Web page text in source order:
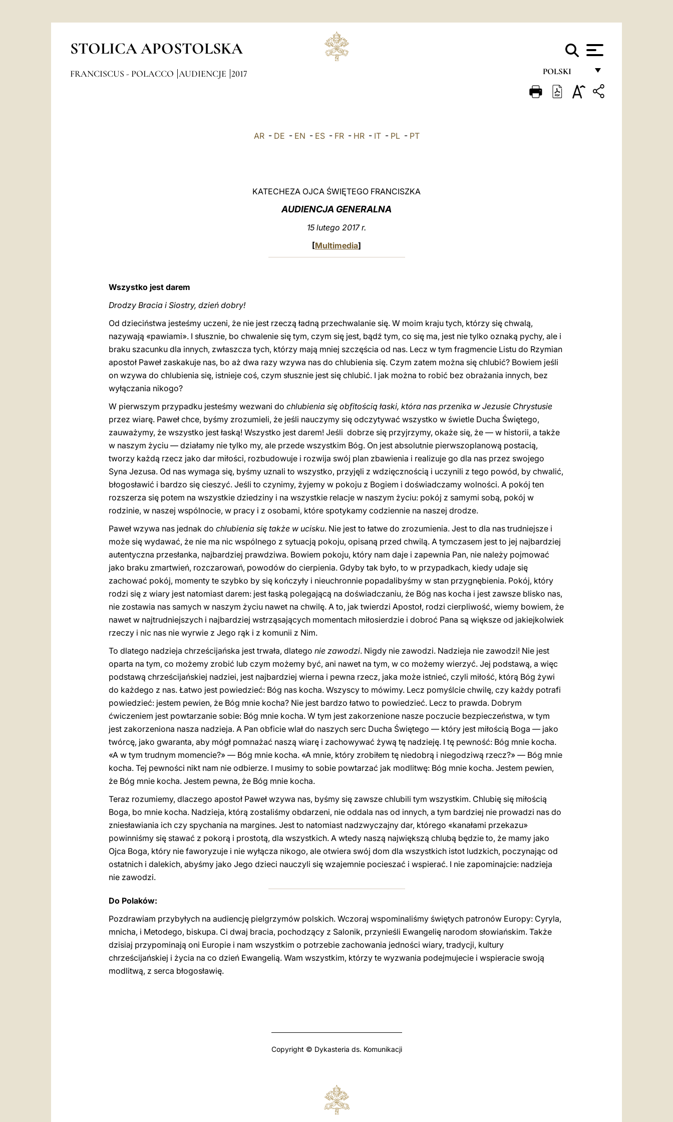
STOLICA APOSTOLSKA
POLSKI
FRANÇAIS
FRANCISCUS - POLACCO AUDIENCJE 2017
AR- DE - EN - ES- FR- HR- IT- PL- PT
KATECHEZA OJCA ŚWIĘTEGO FRANCISZKA
AUDIENCJA GENERALNA
15 lutego 2017 r.
[Multimedia]
Wszystko jest darem
Drodzy Bracia i Siostry, dzień dobry!
Od dzieciństwa jesteśmy uczeni, że nie jest rzeczą ładną przechwalanie się. W moim kraju tych, którzy się chwalą,
nazywają «pawiami». I słusznie, bo chwalenie się tym, czym się jest, bądź tym, co się ma, jest nie tylko oznaką pychy, ale i
braku szacunku dla innych, zwłaszcza tych, którzy mają mniej szczęścia od nas. Lecz w tym fragmencie Listu do Rzymian
apostoł Paweł zaskakuje nas, bo aż dwa razy wzywa nas do chlubienia się. Czym zatem można się chlubić? Bowiem jeśli
on wzywa do chlubienia się, istnieje coś, czym słusznie jest się chlubić. I jak można to robić bez obrażania innych, bez
wyłączania nikogo?
W pierwszym przypadku jesteśmy wezwani do chlubienia się obfitością łaski, która nas przenika w Jezusie Chrystusie
przez wiarę. Paweł chce, byśmy zrozumieli, że jeśli nauczymy się odczytywać wszystko w świetle Ducha Świętego,
zauważymy, że wszystko jest łaską! Wszystko jest darem! Jeśli dobrze się przyjrzymy, okaże się, że — w historii, a także
w naszym życiu — działamy nie tylko my, ale przede wszystkim Bóg. On jest absolutnie pierwszoplanową postacią,
tworzy każdą rzecz jako dar miłości, rozbudowuje i rozwija swój plan zbawienia i realizuje go dla nas przez swojego
Syna Jezusa. Od nas wymaga się, byśmy uznali to wszystko, przyjęli z wdzięcznością i uczynili z tego powód, by chwalić,
błogosławić i bardzo się cieszyć. Jeśli to czynimy, żyjemy w pokoju z Bogiem i doświadczamy wolności. A pokój ten
rozszerza się potem na wszystkie dziedziny i na wszystkie relacje w naszym życiu: pokój z samymi sobą, pokój w
rodzinie, w naszej wspólnocie, w pracy i z osobami, które spotykamy codziennie na naszej drodze.
Paweł wzywa nas jednak do chlubienia się także w ucisku. Nie jest to łatwe do zrozumienia. Jest to dla nas trudniejsze i
może się wydawać, że nie ma nic wspólnego z sytuacją pokoju, opisaną przed chwilą. A tymczasem jest to jej najbardziej
autentyczna przesłanka, najbardziej prawdziwa. Bowiem pokoju, który nam daje i zapewnia Pan, nie należy pojmować
jako braku zmartwień, rozczarowań, powodów do cierpienia. Gdyby tak było, to w przypadkach, kiedy udaje się
zachować pokój, momenty te szybko by się kończyły i nieuchronnie popadalibyśmy w stan przygnębienia. Pokój, który
rodzi się z wiary jest natomiast darem: jest łaską polegającą na doświadczaniu, że Bóg nas kocha i jest zawsze blisko nas,
nie zostawia nas samych w naszym życiu nawet na chwilę. A to, jak twierdzi Apostoł, rodzi cierpliwość, wiemy bowiem, że
nawet w najtrudniejszych i najbardziej wstrząsających momentach miłosierdzie i dobroć Pana są większe od jakiejkolwiek
rzeczy i nic nas nie wyrwie z Jego rąk i z komunii z Nim.
To dlatego nadzieja chrześcijańska jest trwała, dlatego nie zawodzi. Nigdy nie zawodzi. Nadzieja nie zawodzi! Nie jest
oparta na tym, co możemy zrobić lub czym możemy być, ani nawet na tym, w co możemy wierzyć. Jej podstawą, a więc
podstawą chrześcijańskiej nadziei, jest najbardziej wierna i pewna rzecz, jaka może istnieć, czyli miłość, którą Bóg żywi
do każdego z nas. Łatwo jest powiedzieć: Bóg nas kocha. Wszyscy to mówimy. Lecz pomyślcie chwilę, czy każdy potrafi
powiedzieć: jestem pewien, że Bóg mnie kocha? Nie jest bardzo łatwo to powiedzieć. Lecz to prawda. Dobrym
ćwiczeniem jest powtarzanie sobie: Bóg mnie kocha. W tym jest zakorzenione nasze poczucie bezpieczeństwa, w tym
jest zakorzeniona nasza nadzieja. A Pan obficie wlał do naszych serc Ducha Świętego — który jest miłością Boga — jako
twórcę, jako gwaranta, aby mógł pomnażać naszą wiarę i zachowywać żywą tę nadzieję. I tę pewność: Bóg mnie kocha.
«A w tym trudnym momencie?» — Bóg mnie kocha. «A mnie, który zrobiłem tę niedobrą i niegodziwą rzecz?» — Bóg mnie
kocha. Tej pewności nikt nam nie odbierze. I musimy to sobie powtarzać jak modlitwę: Bóg mnie kocha. Jestem pewien,
że Bóg mnie kocha. Jestem pewna, że Bóg mnie kocha.
Teraz rozumiemy, dlaczego apostoł Paweł wzywa nas, byśmy się zawsze chlubili tym wszystkim. Chlubię się miłością
Boga, bo mnie kocha. Nadzieja, którą zostaliśmy obdarzeni, nie oddala nas od innych, a tym bardziej nie prowadzi nas do
zniesławiania ich czy spychania na margines. Jest to natomiast nadzwyczajny dar, którego «kanałami przekazu»
powinniśmy się stawać z pokorą i prostotą, dla wszystkich. A wtedy naszą największą chlubą będzie to, że mamy jako
Ojca Boga, który nie faworyzuje i nie wyłącza nikogo, ale otwiera swój dom dla wszystkich istot ludzkich, poczynając od
ostatnich i dalekich, abyśmy jako Jego dzieci nauczyli się wzajemnie pocieszać i wspierać. I nie zapominajcie: nadzieja
nie zawodzi.
Do Polaków:
Pozdrawiam przybyłych na audiencję pielgrzymów polskich. Wczoraj wspominaliśmy świętych patronów Europy: Cyryla,
mnicha, i Metodego, biskupa. Ci dwaj bracia, pochodzący z Salonik, przynieśli Ewangelię narodom słowiańskim. Także
dzisiaj przypominają oni Europie i nam wszystkim o potrzebie zachowania jedności wiary, tradycji, kultury
chrześcijańskiej i życia na co dzień Ewangelią. Wam wszystkim, którzy te wyzwania podejmujecie i wspieracie swoją
modlitwą, z serca błogosławię.
Copyright © Dykasteria ds. Komunikacji